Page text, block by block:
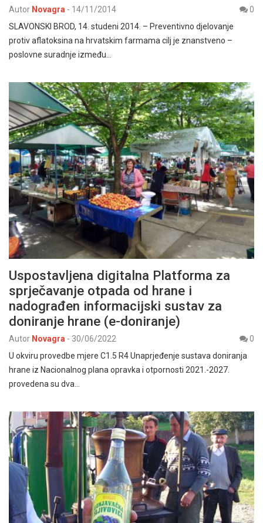
Autor Novagra - 14/11/2014
0
SLAVONSKI BROD, 14. studeni 2014. – Preventivno djelovanje
protiv aflatoksina na hrvatskim farmama cilj je znanstveno –
poslovne suradnje između…
Uspostavljena digitalna Platforma za
sprječavanje otpada od hrane i
nadograđen informacijski sustav za
doniranje hrane (e-doniranje)
Autor Novagra - 30/06/2022
0
U okviru provedbe mjere C1.5 R4 Unaprjeđenje sustava doniranja
hrane iz Nacionalnog plana opravka i otpornosti 2021.-2027.
provedena su dva…